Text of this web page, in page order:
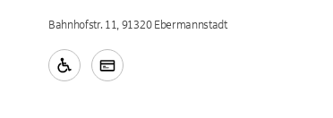
Bahnhofstr. 11, 91320 Ebermannstadt